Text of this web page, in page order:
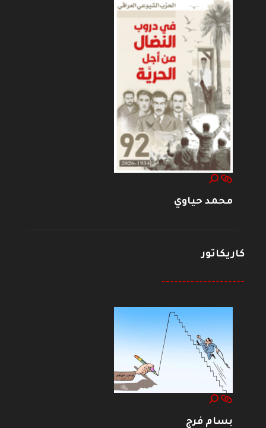
محمد حياوي
كاريكاتور
--------------------
بسام فرج